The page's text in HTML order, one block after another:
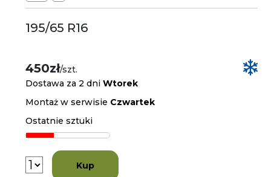
195/65 R16
450zł/szt.
Dostawa za 2 dniWtorek
Montaż w serwisie Czwartek
Ostatnie sztuki
Kup